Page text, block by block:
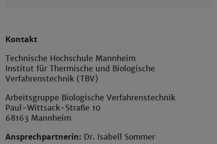
Kontakt
Technische Hochschule Mannheim
Institut für Thermische und Biologische
Verfahrenstechnik (TBV)
Arbeitsgruppe Biologische Verfahrenstechnik
Paul-Wittsack-Straße 10
68163 Mannheim
Ansprechpartnerin: Dr. Isabell Sommer